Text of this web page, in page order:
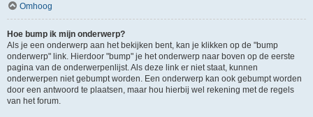
Omhoog
Hoe bump ik mijn onderwerp?
Als je een onderwerp aan het bekijken bent, kan je klikken op de "bump
onderwerp" link. Hierdoor "bump" je het onderwerp naar boven op de eerste
pagina van de onderwerpenlijst. Als deze link er niet staat, kunnen
onderwerpen niet gebumpt worden. Een onderwerp kan ook gebumpt worden
door een antwoord te plaatsen, maar hou hierbij wel rekening met de regels
van het forum.